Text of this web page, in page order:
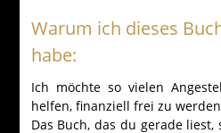
Warum ich dieses
habe:
Ich möchte so vielen
helfen, finanziell frei zu
Das Buch, das du gerade